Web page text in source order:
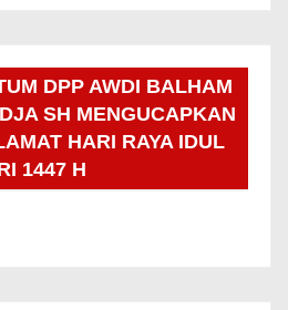
DPP AWDI BALHAM
SH MENGUCAPKAN
HARI RAYA IDUL
1447 H